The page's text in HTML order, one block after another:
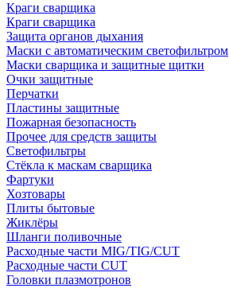
Краги сварщика
Краги сварщика
Защита органов дыхания
Маски с автоматическим светофильтром
Маски сварщика и защитные щитки
Очки защитные
Перчатки
Пластины защитные
Пожарная безопасность
Прочее для средств защиты
Светофильтры
Стёкла к маскам сварщика
Фартуки
Хозтовары
Плиты бытовые
Жиклёры
Шланги поливочные
Расходные части MIG/TIG/CUT
Расходные части CUT
Головки плазмотронов